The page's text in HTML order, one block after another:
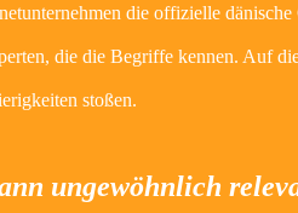
die offizielle
die die Begriffe kennen. Auf
stoßen.
ungewöhnlich